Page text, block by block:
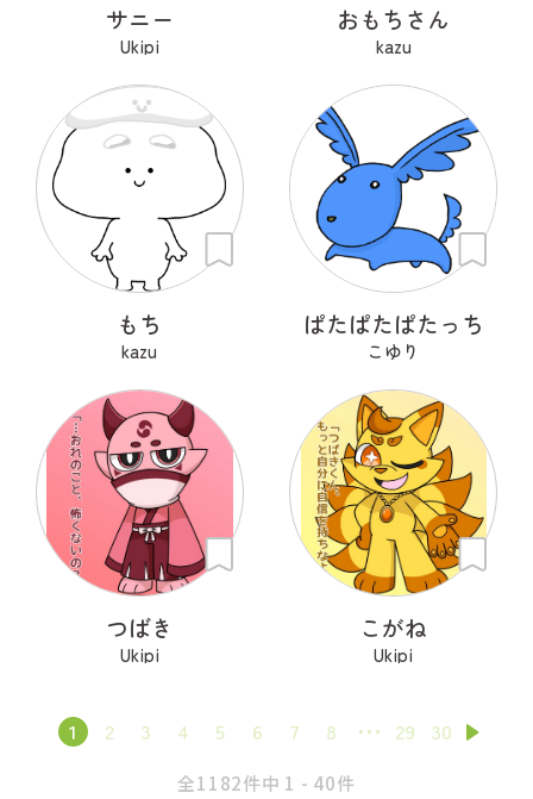
サニー
Ukipi
おもちさん
kazu
もち
kazu
ぱたぱたぱたっち
こゆり
つばき
Ukipi
こがね
Ukipi
1 2 3 4 5 6 7 8 29 30
全1182件中 1 - 40件